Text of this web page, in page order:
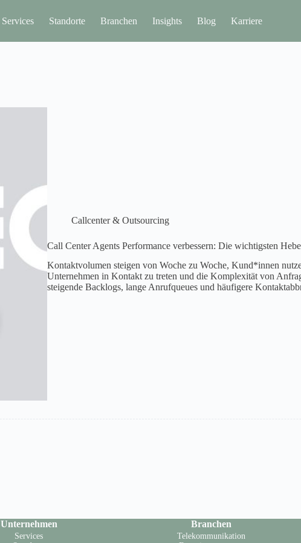
Services Standorte Branchen Insights Blog Karriere
Callcenter & Outsourcing
Call Center Agents Performance verbessern: Die wichtigsten
Kontaktvolumen steigen von Woche zu Woche, Kund*innen
Unternehmen in Kontakt zu treten und die Komplexität von
steigende Backlogs, lange Anrufqueues und häufigere
Unternehmen
Services
Branchen
Telekommunikation